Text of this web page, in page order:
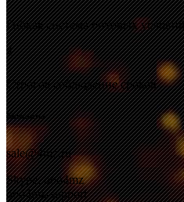
Гибкая система оптовых
4
Строгое соблюдение сроков
Контакты
sale@4mz.ru
Skype: ooo4mz
ooo4mz-support